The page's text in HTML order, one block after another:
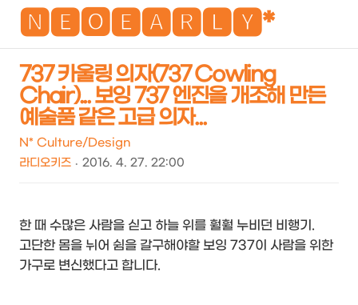
🅽🅴🅾🅴🅰🆁🅻🆈*
검
737 카울링 의자(737 Cowling
Chair)... 보잉 737 엔진을 개조해 만든
예술품 같은 고급 의자...
N* Culture/Design
라디오키즈
2016. 4. 27. 22:00
한 때 수많은 사람을 싣고 하늘 위를 훨훨 누비던 비행기.
고단한 몸을 뉘어 쉼을 갈구해야할 보잉 737이 사람을 위한
가구로 변신했다고 합니다.